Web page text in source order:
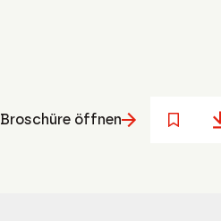
Broschüre öffnen